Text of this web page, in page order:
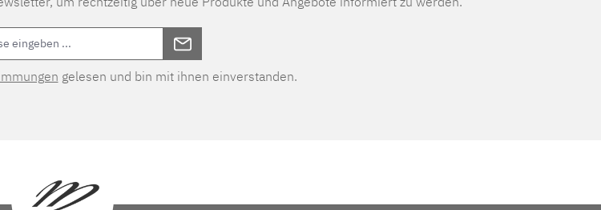
gelesen und bin mit ihnen einverstanden.